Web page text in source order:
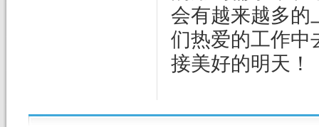
会有越来越多的
们热爱的工作中
接美好的明天！